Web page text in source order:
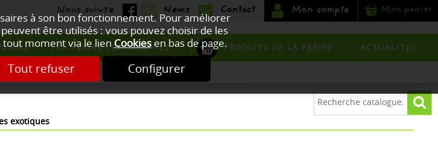
à son bon fonctionnement. Pour améliorer
être utilisés : vous pouvez choisir de les
tout moment via le lienCookiesen bas de page.
Tout refuser Configurer
Mon panier
LA FERME LES GLYCINES PRODUITS DE LA FERME ACTUALITÉS
exotiques